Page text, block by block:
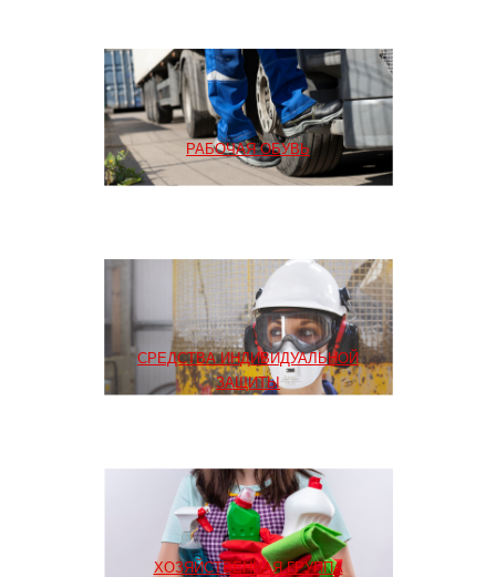
РАБОЧАЯ ОБУВЬ
СРЕДСТВА ИНДИВИДУАЛЬНОЙ
ЗАЩИТЫ
ХОЗЯЙСТВЕННАЯ ГРУППА